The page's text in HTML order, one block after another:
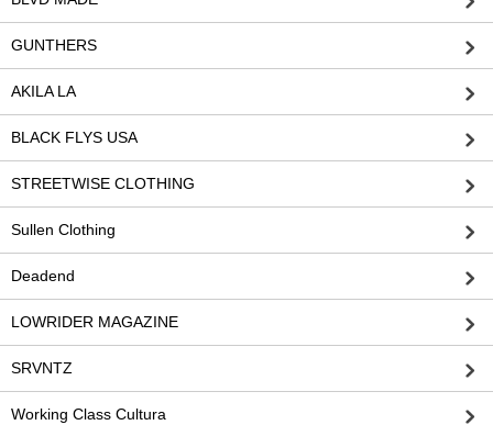
GUNTHERS
AKILA LA
BLACK FLYS USA
STREETWISE CLOTHING
Sullen Clothing
Deadend
LOWRIDER MAGAZINE
SRVNTZ
Working Class Cultura